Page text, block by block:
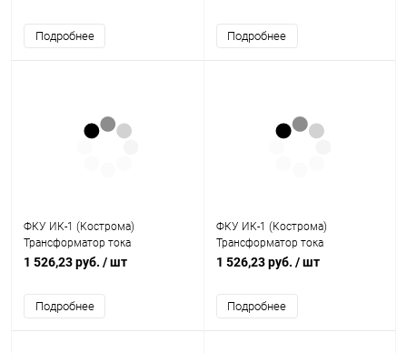
Подробнее Подробнее
ФКУ ИК-1 (Кострома)
Трансформатор тока
измерительный Т-0,66 5 ВА 0,5
1 526,23 руб. / шт
Подробнее
ФКУ ИК-1 (Кострома)
Трансформатор тока
измерительный Т-0,66 5 ВА 0,5
1 526,23 руб. / шт
Подробнее